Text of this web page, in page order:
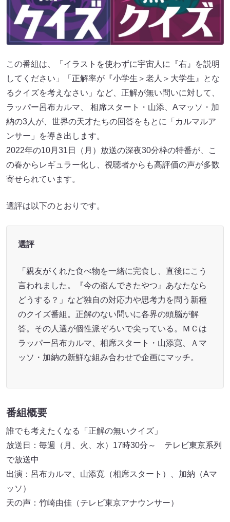
この番組は、「イラストを使わずに宇宙人に『右』を説明
してください」「正解率が『小学生＞老人＞大学生』とな
るクイズを考えなさい」など、正解が無い問いに対して、
ラッパー呂布カルマ、 相席スタート・山添、Aマッソ・加
納の3人が、世界の天才たちの回答をもとに「カルマルア
ンサー」を導き出します。
2022年の10月31日（月）放送の深夜30分枠の特番が、こ
の春からレギュラー化し、視聴者からも高評価の声が多数
寄せられています。
選評は以下のとおりです。
選評
「親友がくれた食べ物を一緒に完食し、直後にこう
言われました。『今の盗んできたやつ』あなたなら
どうする？」など独自の対応力や思考力を問う新種
のクイズ番組。正解のない問いに各界の頭脳が解
答。その人選が個性派ぞろいで尖っている。ＭＣは
ラッパー呂布カルマ、相席スタート・山添寛、Ａマ
ッソ・加納の新鮮な組み合わせで企画にマッチ。
番組概要
誰でも考えたくなる「正解の無いクイズ」
放送日：毎週（月、火、水）17時30分～ テレビ東京系列
で放送中
出演：呂布カルマ、山添寛（相席スタート）、加納（Aマ
ッソ）
天の声：竹崎由佳（テレビ東京アナウンサー）